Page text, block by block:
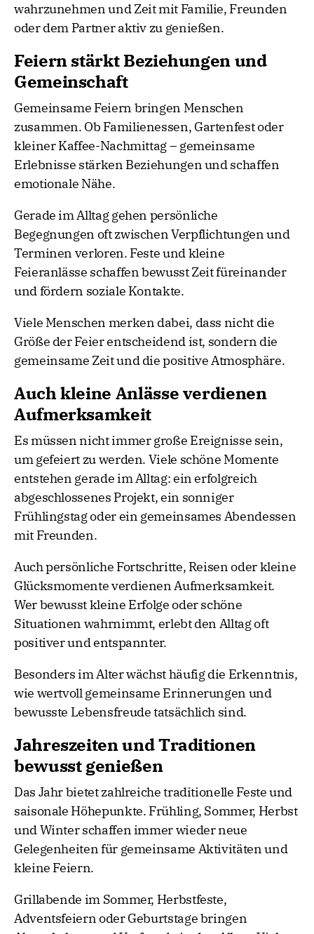
wahrzunehmen und Zeit mit Familie, Freunden
oder dem Partner aktiv zu genießen.
Feiern stärkt Beziehungen und
Gemeinschaft
Gemeinsame Feiern bringen Menschen
zusammen. Ob Familienessen, Gartenfest oder
kleiner Kaffee-Nachmittag – gemeinsame
Erlebnisse stärken Beziehungen und schaffen
emotionale Nähe.
Gerade im Alltag gehen persönliche
Begegnungen oft zwischen Verpflichtungen und
Terminen verloren. Feste und kleine
Feieranlässe schaffen bewusst Zeit füreinander
und fördern soziale Kontakte.
Viele Menschen merken dabei, dass nicht die
Größe der Feier entscheidend ist, sondern die
gemeinsame Zeit und die positive Atmosphäre.
Auch kleine Anlässe verdienen
Aufmerksamkeit
Es müssen nicht immer große Ereignisse sein,
um gefeiert zu werden. Viele schöne Momente
entstehen gerade im Alltag: ein erfolgreich
abgeschlossenes Projekt, ein sonniger
Frühlingstag oder ein gemeinsames Abendessen
mit Freunden.
Auch persönliche Fortschritte, Reisen oder kleine
Glücksmomente verdienen Aufmerksamkeit.
Wer bewusst kleine Erfolge oder schöne
Situationen wahrnimmt, erlebt den Alltag oft
positiver und entspannter.
Besonders im Alter wächst häufig die Erkenntnis,
wie wertvoll gemeinsame Erinnerungen und
bewusste Lebensfreude tatsächlich sind.
Jahreszeiten und Traditionen
bewusst genießen
Das Jahr bietet zahlreiche traditionelle Feste und
saisonale Höhepunkte. Frühling, Sommer, Herbst
und Winter schaffen immer wieder neue
Gelegenheiten für gemeinsame Aktivitäten und
kleine Feiern.
Grillabende im Sommer, Herbstfeste,
Adventsfeiern oder Geburtstage bringen